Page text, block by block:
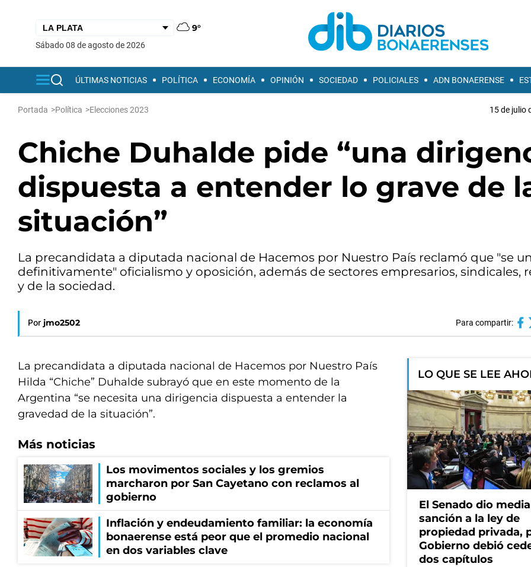
9°
sábado 08 de agosto de 2026
ÚLTIMAS NOTICIAS POLÍTICA ECONOMÍA OPINIÓN SOCIEDAD POLICIALES ADN BONAERENSE
Portada >Política >Elecciones 2023 15 de julio
Chiche Duhalde pide “una
dispuesta a entender lo grave de
situación”
La precandidata a diputada nacional de Hacemos por Nuestro País reclamó que "se
definitivamente" oficialismo y oposición, además de sectores empresarios, sindicales,
y de la sociedad.
Por jmo2502 Para compartir:
La precandidata a diputada nacional de Hacemos por Nuestro País
Hilda “Chiche” Duhalde subrayó que en este momento de la
Argentina “se necesita una dirigencia dispuesta a entender la
gravedad de la situación”.
Más noticias
Los movimentos sociales y los gremios
marcharon por San Cayetano con reclamos al
gobierno
Inflación y endeudamiento familiar: la economía
bonaerense está peor que el promedio nacional
en dos variables clave
LO QUE SE LEE
El Senado dio media
sanción a la ley de
propiedad privada,
Gobierno debió
dos capítulos